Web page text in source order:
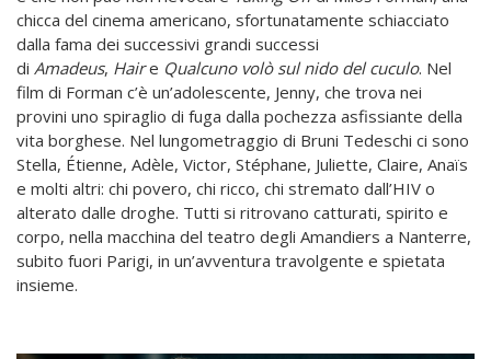
chicca del cinema americano, sfortunatamente schiacciato
dalla fama dei successivi grandi successi
di Amadeus, Haire Qualcuno volò sul nido del cuculo. Nel
film di Forman c’è un’adolescente, Jenny, che trova nei
provini uno spiraglio di fuga dalla pochezza asfissiante della
vita borghese. Nel lungometraggio di Bruni Tedeschi ci sono
Stella, Étienne, Adèle, Victor, Stéphane, Juliette, Claire, Anaïs
e molti altri: chi povero, chi ricco, chi stremato dall’HIV o
alterato dalle droghe. Tutti si ritrovano catturati, spirito e
corpo, nella macchina del teatro degli Amandiers a Nanterre,
subito fuori Parigi, in un’avventura travolgente e spietata
insieme.